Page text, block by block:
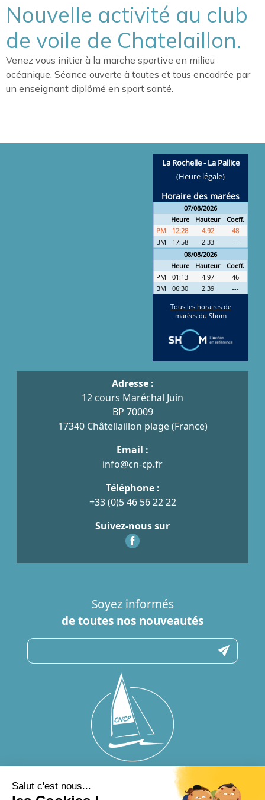
Nouvelle activité au club
de voile de Chatelaillon.
Venez vous initier à la marche sportive en milieu
océanique. Séance ouverte à toutes et tous encadrée par
un enseignant diplômé en sport santé.
Adresse :
12 cours Maréchal Juin
BP 70009
17340 Châtellaillon plage (France)
Email :
info@cn-cp.fr
Téléphone :
+33 (0)5 46 56 22 22
Suivez-nous sur
Soyez informés
de toutes nos nouveautés
N’hésitez pas à nous contacter